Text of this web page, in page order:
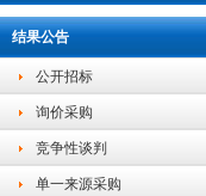
结果公告
公开招标
询价采购
竞争性谈判
单一来源采购